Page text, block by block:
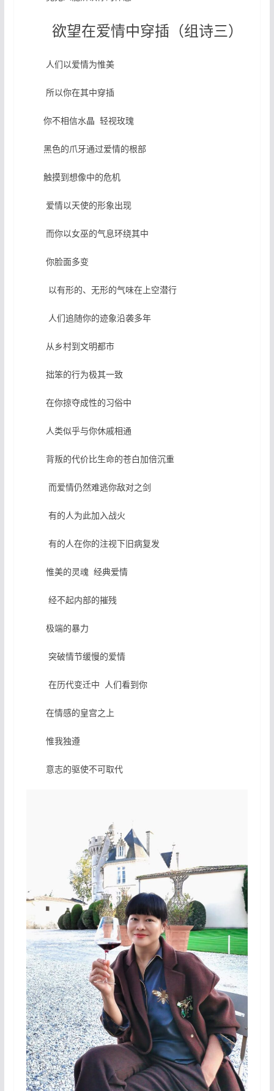
欲望在爱情中穿插（组诗三）
人们以爱情为惟美
所以你在其中穿插
你不相信水晶 轻视玫瑰
黑色的爪牙通过爱情的根部
触摸到想像中的危机
爱情以天使的形象出现
而你以女巫的气息环绕其中
你脸面多变
以有形的、无形的气味在上空潜行
人们追随你的迹象沿袭多年
从乡村到文明都市
拙笨的行为极其一致
在你掠夺成性的习俗中
人类似乎与你休戚相通
背叛的代价比生命的苍白加倍沉重
而爱情仍然难逃你敌对之剑
有的人为此加入战火
有的人在你的注视下旧病复发
惟美的灵魂 经典爱情
经不起内部的摧残
极端的暴力
突破情节缓慢的爱情
在历代变迁中 人们看到你
在情感的皇宫之上
惟我独遵
意志的驱使不可取代